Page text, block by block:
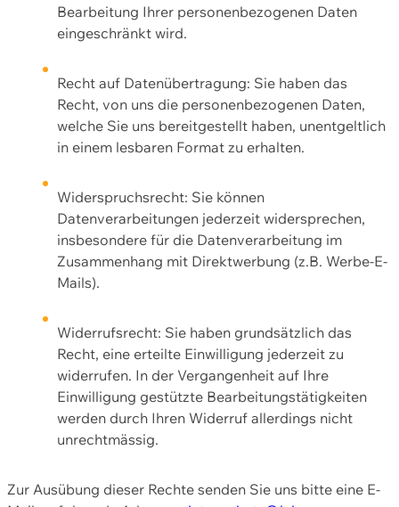
Bearbeitung Ihrer personenbezogenen Daten
eingeschränkt wird.
Recht auf Datenübertragung: Sie haben das
Recht, von uns die personenbezogenen Daten,
welche Sie uns bereitgestellt haben, unentgeltlich
in einem lesbaren Format zu erhalten.
Widerspruchsrecht: Sie können
Datenverarbeitungen jederzeit widersprechen,
insbesondere für die Datenverarbeitung im
Zusammenhang mit Direktwerbung (z.B. Werbe-E-
Mails).
Widerrufsrecht: Sie haben grundsätzlich das
Recht, eine erteilte Einwilligung jederzeit zu
widerrufen. In der Vergangenheit auf Ihre
Einwilligung gestützte Bearbeitungstätigkeiten
werden durch Ihren Widerruf allerdings nicht
unrechtmässig.
Zur Ausübung dieser Rechte senden Sie uns bitte eine E-